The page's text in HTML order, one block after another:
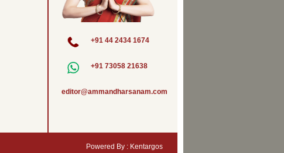
+91 44 2434 1674
+91 73058 21638
editor@ammandharsanam.com
Powered By : Kentargos